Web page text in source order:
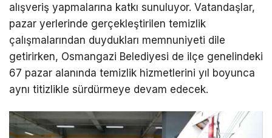
alışveriş yapmalarına katkı sunuluyor. Vatandaşlar,
pazar yerlerinde gerçekleştirilen temizlik
çalışmalarından duydukları memnuniyeti dile
getirirken, Osmangazi Belediyesi de ilçe genelindeki
67 pazar alanında temizlik hizmetlerini yıl boyunca
aynı titizlikle sürdürmeye devam edecek.